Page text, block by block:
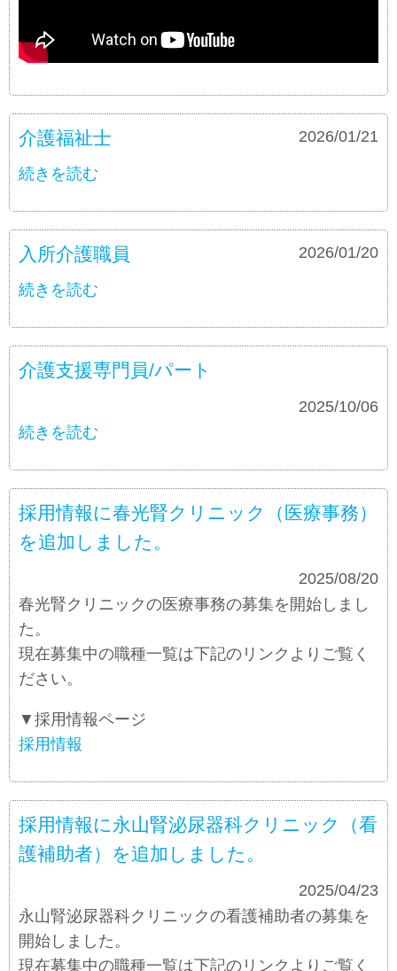
介護福祉士 2026/01/21
続きを読む
入所介護職員 2026/01/20
続きを読む
介護支援専門員/パート
2025/10/06
続きを読む
採用情報に春光腎クリニック（医療事務）
を追加しました。
2025/08/20
春光腎クリニックの医療事務の募集を開始しまし
た。
現在募集中の職種一覧は下記のリンクよりご覧く
ださい。
▼採用情報ページ
採用情報
採用情報に永山腎泌尿器科クリニック（看
護補助者）を追加しました。
2025/04/23
永山腎泌尿器科クリニックの看護補助者の募集を
開始しました。
現在募集中の職種一覧は下記のリンクよりご覧く